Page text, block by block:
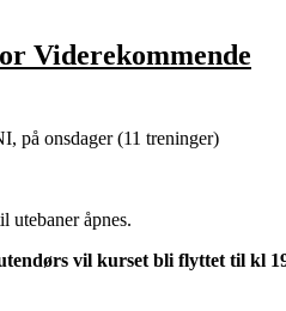
Viderekommende
på onsdager (11 treninger)
utebaner åpnes.
vil kurset bli flyttet til kl